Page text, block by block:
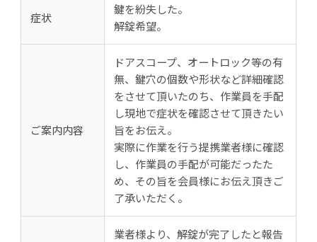
症状
鍵を紛失した。
解錠希望。
ご案内内容
ドアスコープ、オートロック等の有
無、鍵穴の個数や形状など詳細確認
をさせて頂いたのち、作業員を手配
し現地で症状を確認させて頂きたい
旨をお伝え。
実際に作業を行う提携業者様に確認
し、作業員の手配が可能だったた
め、その旨を会員様にお伝え頂きご
了承いただく。
業者様より、解錠が完了したと報告